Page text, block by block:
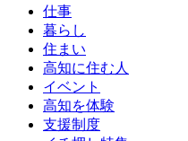
仕事
暮らし
住まい
高知に住む人
イベント
高知を体験
支援制度